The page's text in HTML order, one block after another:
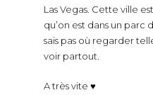
Las Vegas. Cette ville
qu’on est dans un parc
sais pas où regarder
voir partout.
A très vite ♥